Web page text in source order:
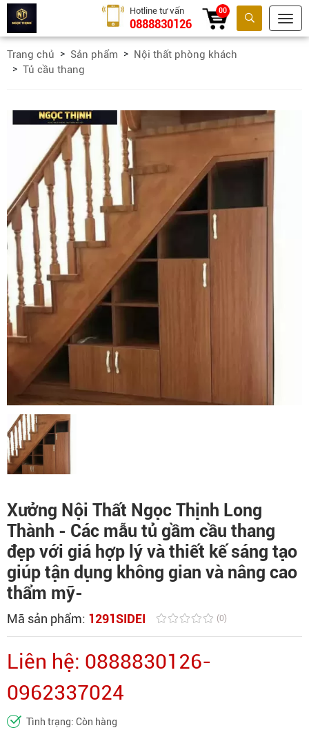
Tìm kiếm
Hotline tư vấn
0888830126
00
Trang chủ Sản phẩm
Nội thất phòng khách
Tủ cầu thang
Xưởng Nội Thất Ngọc Thịnh Long
Thành - Các mẫu tủ gầm cầu thang
đẹp với giá hợp lý và thiết kế sáng tạo
giúp tận dụng không gian và nâng cao
thẩm mỹ-
Mã sản phẩm: 1291SIDEI (0)
Liên hệ: 0888830126-
0962337024
Tình trạng: Còn hàng